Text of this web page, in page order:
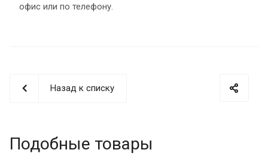
офис или по телефону.
Назад к списку
Подобные товары